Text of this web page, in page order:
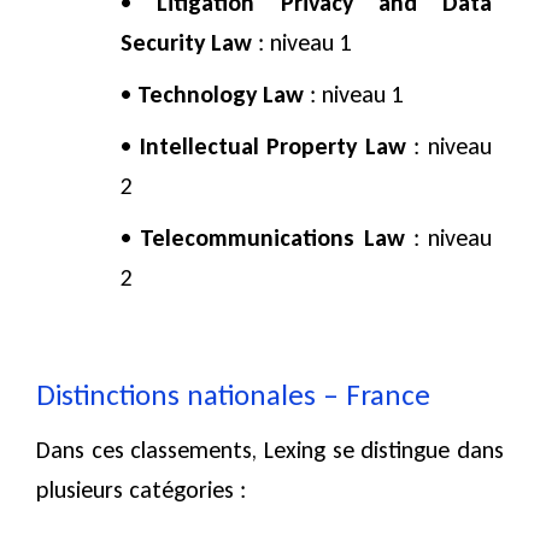
Distinctions nationales – France
Dans ces classements, Lexing se distingue dans
plusieurs catégories :
Security Law : niveau 1
• Technology Law : niveau 1
• Intellectual Property Law: niveau
2
• Telecommunications Law: niveau
2